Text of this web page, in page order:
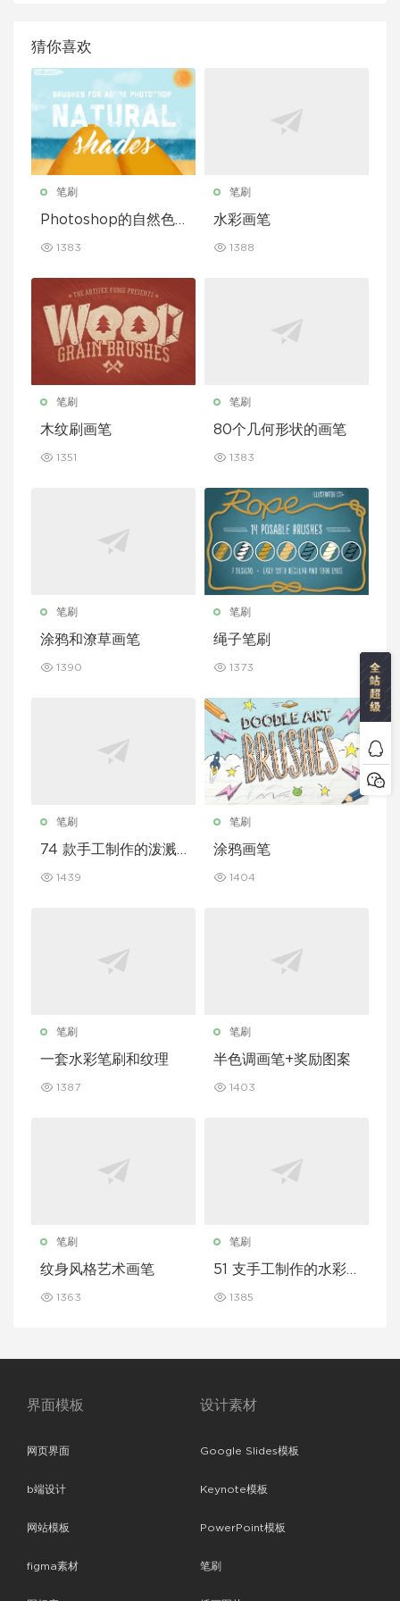
猜你喜欢
笔刷
Photoshop的自然色
1383
笔刷
水彩画笔
1388
笔刷
木纹刷画笔
1351
笔刷
80个几何形状的画笔
1383
笔刷
涂鸦和潦草画笔
1390
笔刷
绳子笔刷
1373
笔刷
74 款手工制作的泼溅
1439
笔刷
涂鸦画笔
1404
笔刷
一套水彩笔刷和纹理
1387
笔刷
半色调画笔+奖励图案
1403
笔刷
纹身风格艺术画笔
1363
笔刷
51 支手工制作的水彩
1385
界面模板
网页界面
b端设计
网站模板
figma素材
设计素材
Google Slides模板
Keynote模板
PowerPoint模板
笔刷